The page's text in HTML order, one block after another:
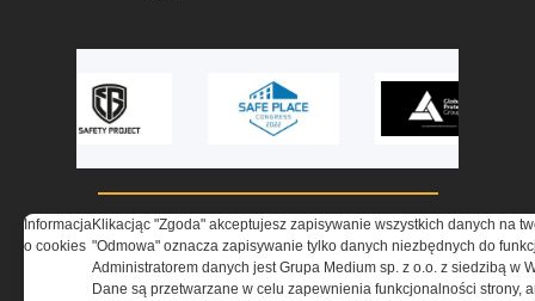
Informacja
o cookies
Klikacjąc "Zgoda" akceptujesz zapisywanie wszystkich danych na
"Odmowa" oznacza zapisywanie tylko danych niezbędnych do
Administratorem danych jest Grupa Medium sp. z o.o. z siedzibą w
Dane są przetwarzane w celu zapewnienia funkcjonalności strony,